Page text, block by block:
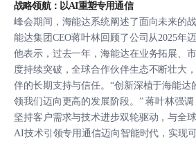
战略领航：以AI重塑专用通信
峰会期间，海能达系统阐述了面向未来的
能达集团CEO蒋叶林回顾了公司从2025年
他表示，过去一年，海能达在业务拓展、
度持续突破，全球合作伙伴生态不断壮大
伴的长期支持与信任。“创新深植于海能达
领我们迈向更高的发展阶段。” 蒋叶林强
坚持客户需求与技术进步双轮驱动，与全
AI技术引领专用通信迈向智能时代，实现